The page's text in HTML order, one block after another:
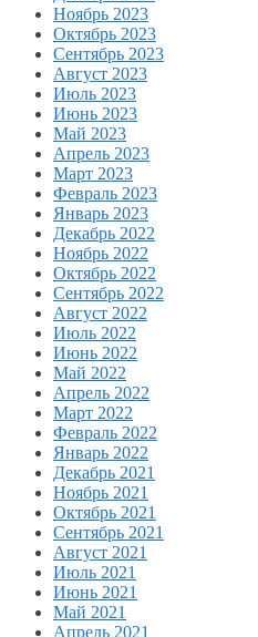
Ноябрь 2023
Октябрь 2023
Сентябрь 2023
Август 2023
Июль 2023
Июнь 2023
Май 2023
Апрель 2023
Март 2023
Февраль 2023
Январь 2023
Декабрь 2022
Ноябрь 2022
Октябрь 2022
Сентябрь 2022
Август 2022
Июль 2022
Июнь 2022
Май 2022
Апрель 2022
Март 2022
Февраль 2022
Январь 2022
Декабрь 2021
Ноябрь 2021
Октябрь 2021
Сентябрь 2021
Август 2021
Июль 2021
Июнь 2021
Май 2021
Апрель 2021